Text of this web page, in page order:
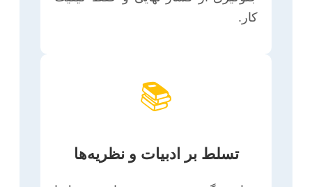
کار.
📚
تسلط بر ادبیات و نظریه‌ها